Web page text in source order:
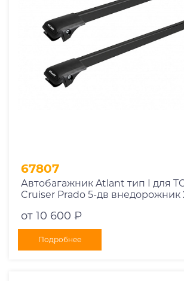
67807
Автобагажник Atlant тип I для
Cruiser Prado 5-дв внедорожник
10002+11115+11115
от 10 600 ₽
Подробнее